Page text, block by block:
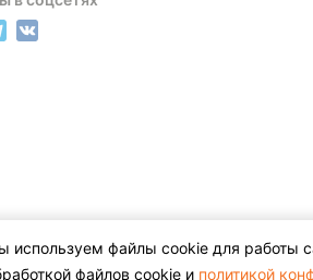
BEXOO.RU
используем файлы cookie для работы
файлов cookie и политикой